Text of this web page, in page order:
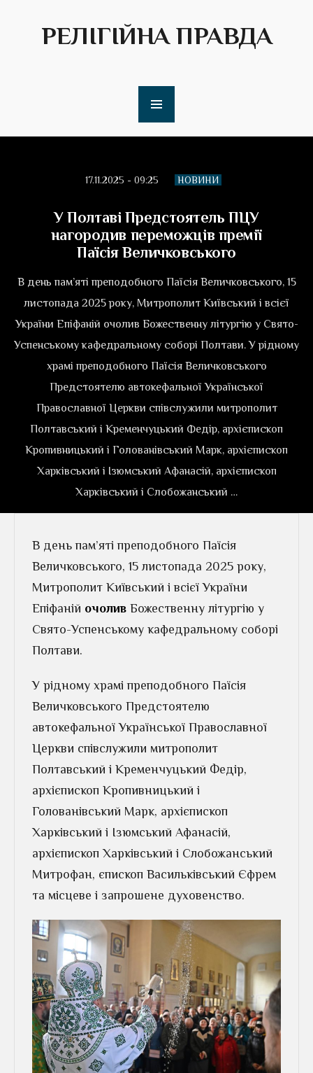
РЕЛІГІЙНА ПРАВДА
17.11.2025 - 09:25 НОВИНИ
У Полтаві Предстоятель ПЦУ
нагородив переможців премії
Паїсія Величковського
В день пам’яті преподобного Паїсія Величковського, 15
листопада 2025 року, Митрополит Київський і всієї
України Епіфаній очолив Божественну літургію у Свято-
Успенському кафедральному соборі Полтави. У рідному
храмі преподобного Паїсія Величковського
Предстоятелю автокефальної Української
Православної Церкви співслужили митрополит
Полтавський і Кременчуцький Федір, архієпископ
Кропивницький і Голованівський Марк, архієпископ
Харківський і Ізюмський Афанасій, архієпископ
Харківський і Слобожанський …
В день пам’яті преподобного Паїсія
Величковського, 15 листопада 2025 року,
Митрополит Київський і всієї України
Епіфаній очолив Божественну літургію у
Свято-Успенському кафедральному соборі
Полтави.
У рідному храмі преподобного Паїсія
Величковського Предстоятелю
автокефальної Української Православної
Церкви співслужили митрополит
Полтавський і Кременчуцький Федір,
архієпископ Кропивницький і
Голованівський Марк, архієпископ
Харківський і Ізюмський Афанасій,
архієпископ Харківський і Слобожанський
Митрофан, єпископ Васильківський Єфрем
та місцеве і запрошене духовенство.